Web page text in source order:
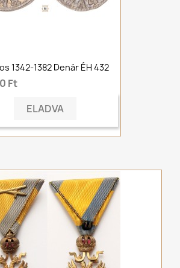
1342-1382 Denár ÉH 432
Ft
ELADVA